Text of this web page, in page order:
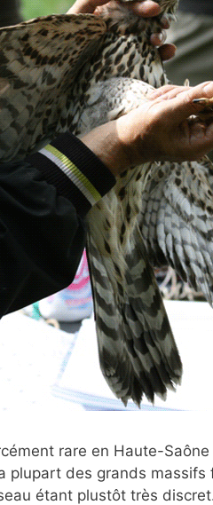
rare en Haute-Saône
plupart des grands massifs
étant plustôt très